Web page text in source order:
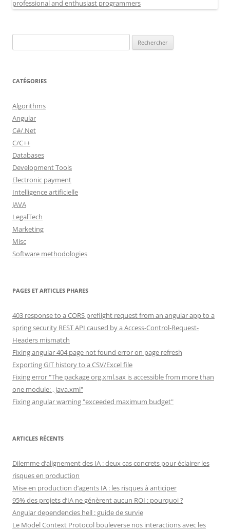
CATÉGORIES
Algorithms
Angular
C#/.Net
C/C++
Databases
Development Tools
Electronic payment
Intelligence artificielle
JAVA
LegalTech
Marketing
Misc
Software methodologies
PAGES ET ARTICLES PHARES
403 response to a CORS preflight request from an angular app to a
spring security REST API caused by a Access-Control-Request-
Headers mismatch
Fixing angular 404 page not found error on page refresh
Exporting GIT history to a CSV/Excel file
Fixing error "The package org.xml.sax is accessible from more than
one module: , java.xml"
Fixing angular warning "exceeded maximum budget"
ARTICLES RÉCENTS
Dilemme d’alignement des IA : deux cas concrets pour éclairer les
risques en production
Mise en production d’agents IA : les risques à anticiper
95% des projets d’IA ne génèrent aucun ROI : pourquoi ?
Angular dependencies hell : guide de survie
Le Model Context Protocol bouleverse nos interactions avec les